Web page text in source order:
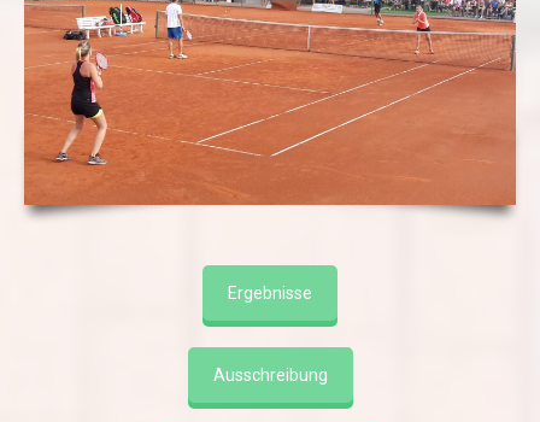
Ergebnisse
Ausschreibung